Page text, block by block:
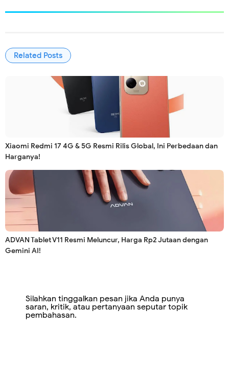
Related Posts
Xiaomi Redmi 17 4G & 5G Resmi Rilis Global, Ini Perbedaan dan
Harganya!
ADVAN Tablet V11 Resmi Meluncur, Harga Rp2 Jutaan dengan
Gemini AI!
Silahkan tinggalkan pesan jika Anda punya
saran, kritik, atau pertanyaan seputar topik
pembahasan.